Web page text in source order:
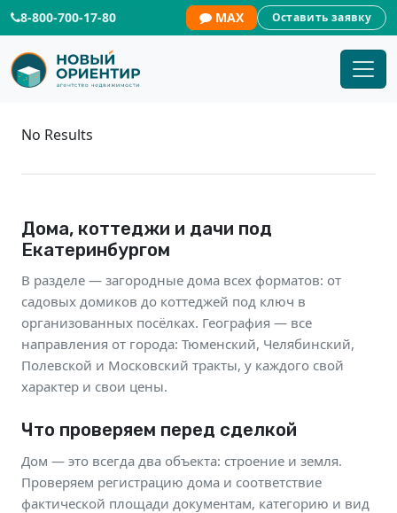
8-800-700-17-80 MAX Оставить заявку
Купить дом в Екатеринбурге |
No Results
Дома, коттеджи и дачи под
Екатеринбургом
В разделе — загородные дома всех форматов: от
садовых домиков до коттеджей под ключ в
организованных посёлках. География — все
направления от города: Тюменский, Челябинский,
Полевской и Московский тракты, у каждого свой
характер и свои цены.
Что проверяем перед сделкой
Дом — это всегда два объекта: строение и земля.
Проверяем регистрацию дома и соответствие
фактической площади документам, категорию и вид